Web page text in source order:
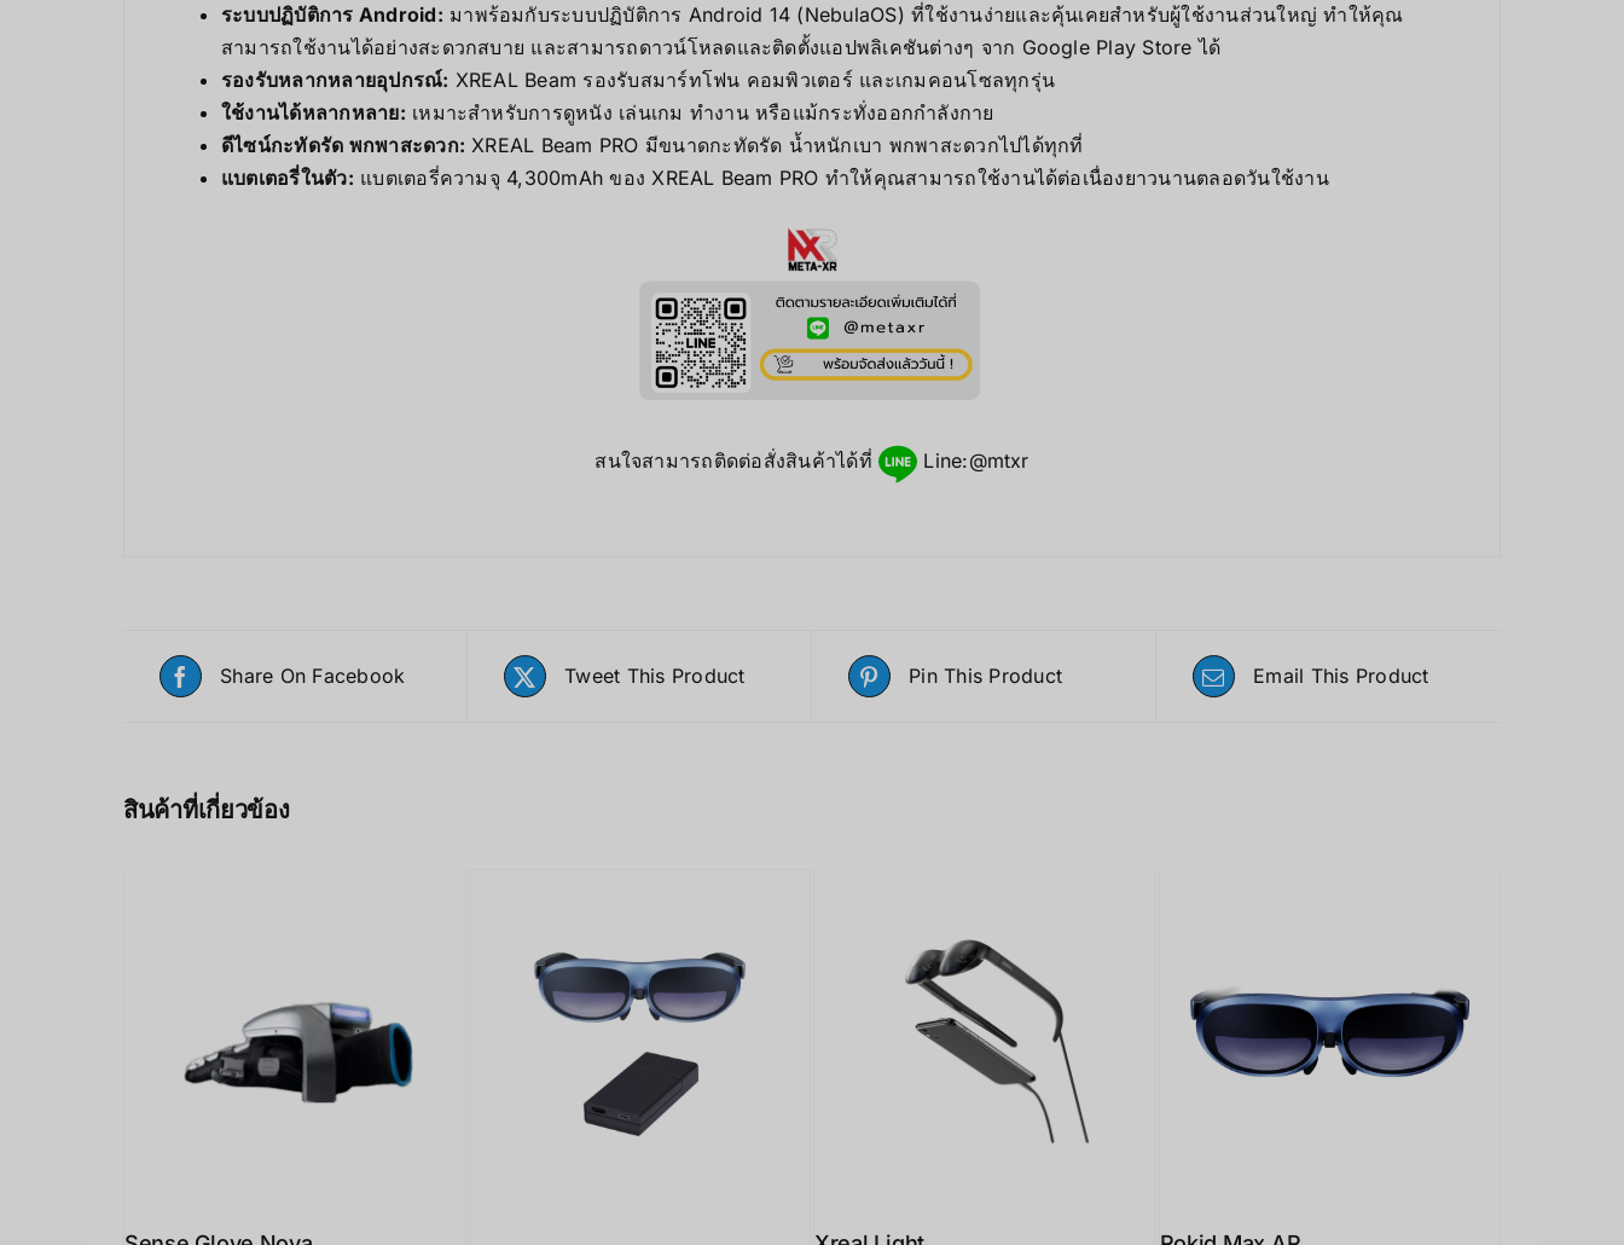
ระบบปฏิบัติการ Android: มาพร้อมกับระบบปฏิบัติการ Android 14 (NebulaOS) ที่ใช้งานง่ายและคุ้นเคยสำหรับผู้ใช้งานส่วนใหญ่ ทำให้คุณ
สามารถใช้งานได้อย่างสะดวกสบาย และสามารถดาวน์โหลดและติดตั้งแอปพลิเคชันต่างๆ จาก Google Play Store ได้
รองรับหลากหลายอุปกรณ์: XREAL Beam รองรับสมาร์ทโฟน คอมพิวเตอร์ และเกมคอนโซลทุกรุ่น
ใช้งานได้หลากหลาย: เหมาะสำหรับการดูหนัง เล่นเกม ทำงาน หรือแม้กระทั่งออกกำลังกาย
ดีไซน์กะทัดรัด พกพาสะดวก: XREAL Beam PRO มีขนาดกะทัดรัด น้ำหนักเบา พกพาสะดวกไปได้ทุกที่
แบตเตอรี่ในตัว: แบตเตอรี่ความจุ 4,300mAh ของ XREAL Beam PRO ทำให้คุณสามารถใช้งานได้ต่อเนื่องยาวนานตลอดวันใช้งาน
สนใจสามารถติดต่อสั่งสินค้าได้ที่ Line:@mtxr
Share On Facebook Tweet This Product Pin This Product Email This Product
สินค้าที่เกี่ยวข้อง